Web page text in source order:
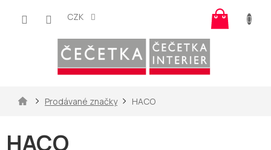
CZK
košík
DomůProdávané značky HACO
HACO